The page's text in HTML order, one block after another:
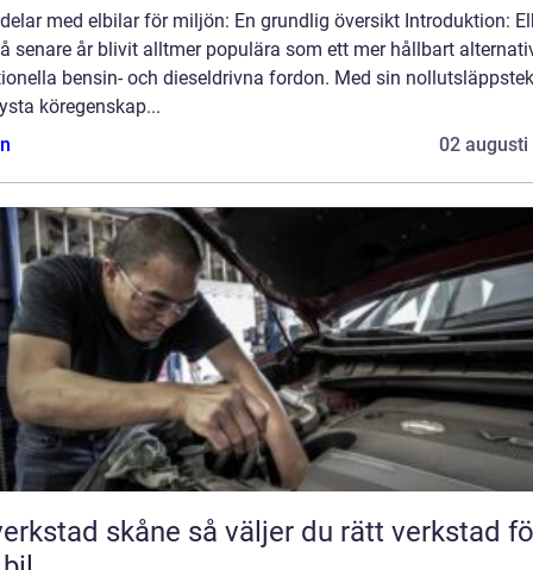
med elbilar för miljön: En grundlig översikt Introduktion:
senare år blivit alltmer populära som ett mer hållbart
bensin- och dieseldrivna fordon. Med sin
köregenskap...
02 augusti
skåne så väljer du rätt verkstad för